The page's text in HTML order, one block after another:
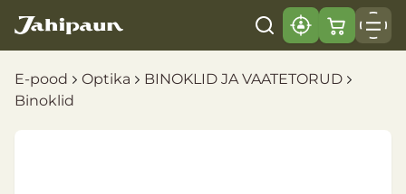
E-pood Optika
BINOKLID JA VAATETORUD
Binoklid